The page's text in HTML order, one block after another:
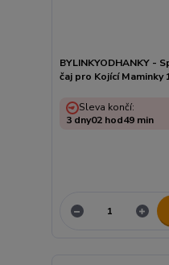
BYLINKYODHANKY -
čaj pro Kojící Maminky
Sleva končí:
3 dny02 hod49 min